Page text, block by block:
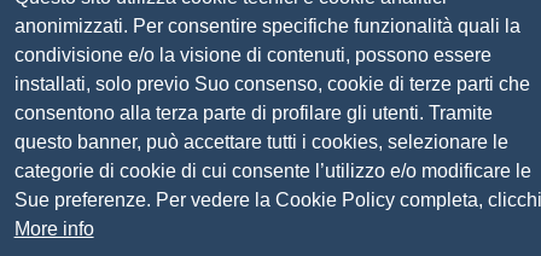
Pagare con PagoPA
Seguici su
Sito web
Amministrazione trasparente
Mappa del sito
Privacy
Social Media Policy
anonimizzati. Per consentire specifiche funzionalità quali la
condivisione e/o la visione di contenuti, possono essere
installati, solo previo Suo consenso, cookie di terze parti che
consentono alla terza parte di profilare gli utenti. Tramite
questo banner, può accettare tutti i cookies, selezionare le
categorie di cookie di cui consente l’utilizzo e/o modificare le
Sue preferenze. Per vedere la Cookie Policy completa, clicchi
More info